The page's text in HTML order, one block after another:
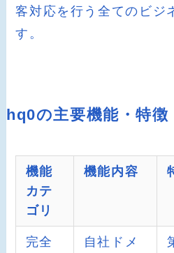
客対応を行う全てのビジ
す。
hq0の主要機能・特徴
機能
カテ
ゴリ
機能内容
完全
自社ドメ